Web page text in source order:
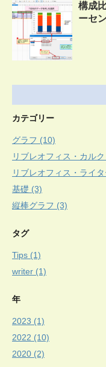
構成
ーセ
カテゴリー
グラフ (10)
リブレオフィス・カル
リブレオフィス・ライ
基礎 (3)
縦棒グラフ (3)
タグ
Tips (1)
writer (1)
年
2023 (1)
2022 (10)
2020 (2)